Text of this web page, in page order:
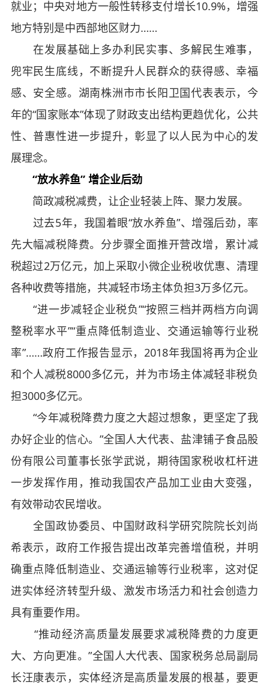
就业；中央对地方一般性转移支付增长10.9%，增强
地方特别是中西部地区财力……
在发展基础上多办利民实事、多解民生难事，
兜牢民生底线，不断提升人民群众的获得感、幸福
感、安全感。湖南株洲市市长阳卫国代表表示，今
年的“国家账本”体现了财政支出结构更趋优化，公共
性、普惠性进一步提升，彰显了以人民为中心的发
展理念。
“放水养鱼” 增企业后劲
简政减税减费，让企业轻装上阵、聚力发展。
过去5年，我国着眼“放水养鱼”、增强后劲，率
先大幅减税降费。分步骤全面推开营改增，累计减
税超过2万亿元，加上采取小微企业税收优惠、清理
各种收费等措施，共减轻市场主体负担3万多亿元。
“进一步减轻企业税负”“按照三档并两档方向调
整税率水平”“重点降低制造业、交通运输等行业税
率”……政府工作报告显示，2018年我国将再为企业
和个人减税8000多亿元，并为市场主体减轻非税负
担3000多亿元。
“今年减税降费力度之大超过想象，更坚定了我
办好企业的信心。”全国人大代表、盐津铺子食品股
份有限公司董事长张学武说，期待国家税收杠杆进
一步发挥作用，推动我国农产品加工业由大变强，
有效带动农民增收。
全国政协委员、中国财政科学研究院院长刘尚
希表示，政府工作报告提出改革完善增值税，并明
确重点降低制造业、交通运输等行业税率，这对促
进实体经济转型升级、激发市场活力和社会创造力
具有重要作用。
“推动经济高质量发展要求减税降费的力度更
大、方向更准。”全国人大代表、国家税务总局副局
长汪康表示，实体经济是高质量发展的根基，要更